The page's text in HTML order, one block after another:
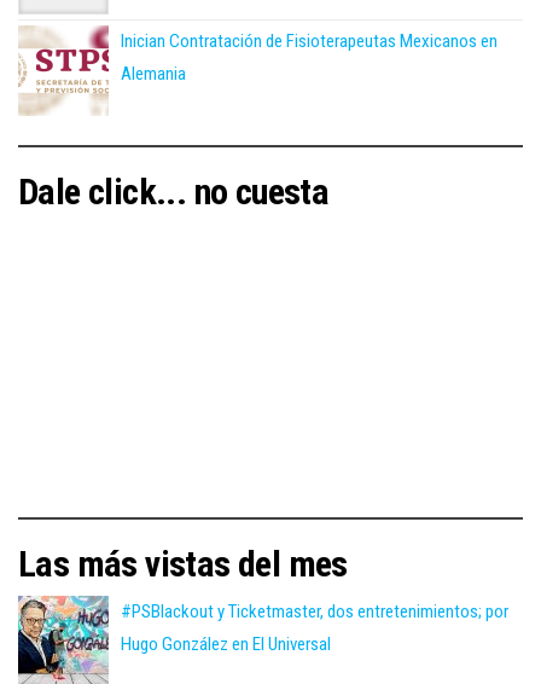
Inician Contratación de Fisioterapeutas Mexicanos en
Alemania
Dale click... no cuesta
Las más vistas del mes
#PSBlackout y Ticketmaster, dos entretenimientos; por
Hugo González en El Universal